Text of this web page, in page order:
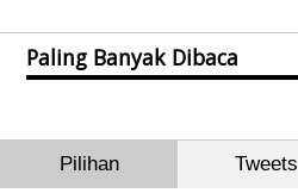
Paling Banyak Dibaca
Pilihan Tweets